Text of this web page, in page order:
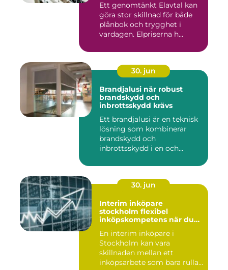
Ett genomtänkt Elavtal kan
göra stor skillnad för både
plånbok och trygghet i
vardagen. Elpriserna h...
30. jun
Brandjalusi när robust
brandskydd och
inbrottsskydd krävs
Ett brandjalusi är en teknisk
lösning som kombinerar
brandskydd och
inbrottsskydd i en och
30. jun
Interim inköpare
stockholm flexibel
inköpskompetens när du
En interim inköpare i
Stockholm kan vara
skillnaden mellan ett
inköpsarbete som bara rullar